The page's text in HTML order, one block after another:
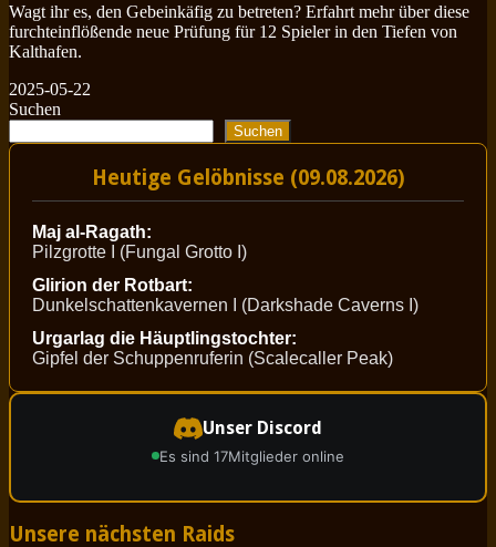
Wagt ihr es, den Gebeinkäfig zu betreten? Erfahrt mehr über diese
furchteinflößende neue Prüfung für 12 Spieler in den Tiefen von
Kalthafen.
2025-05-22
Suchen
Suchen
Heutige Gelöbnisse (09.08.2026)
Maj al-Ragath:
Pilzgrotte I (Fungal Grotto I)
Glirion der Rotbart:
Dunkelschattenkavernen I (Darkshade Caverns I)
Urgarlag die Häuptlingstochter:
Gipfel der Schuppenruferin (Scalecaller Peak)
Unser Discord
Es sind 17Mitglieder online
Unsere nächsten Raids